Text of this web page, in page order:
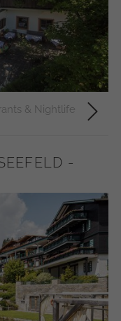
& Nightlife
-